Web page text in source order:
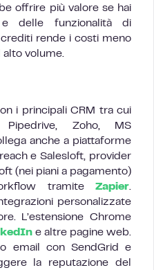
offrire più valore se hai
delle funzionalità di
rende i costi meno
alto volume.
i principali CRM tra cui
Zoho, MS
anche a piattaforme
e Salesloft, provider
(nei piani a pagamento)
tramite Zapier.
personalizzate
L’estensione Chrome
e altre pagine web.
email con SendGrid e
la reputazione del